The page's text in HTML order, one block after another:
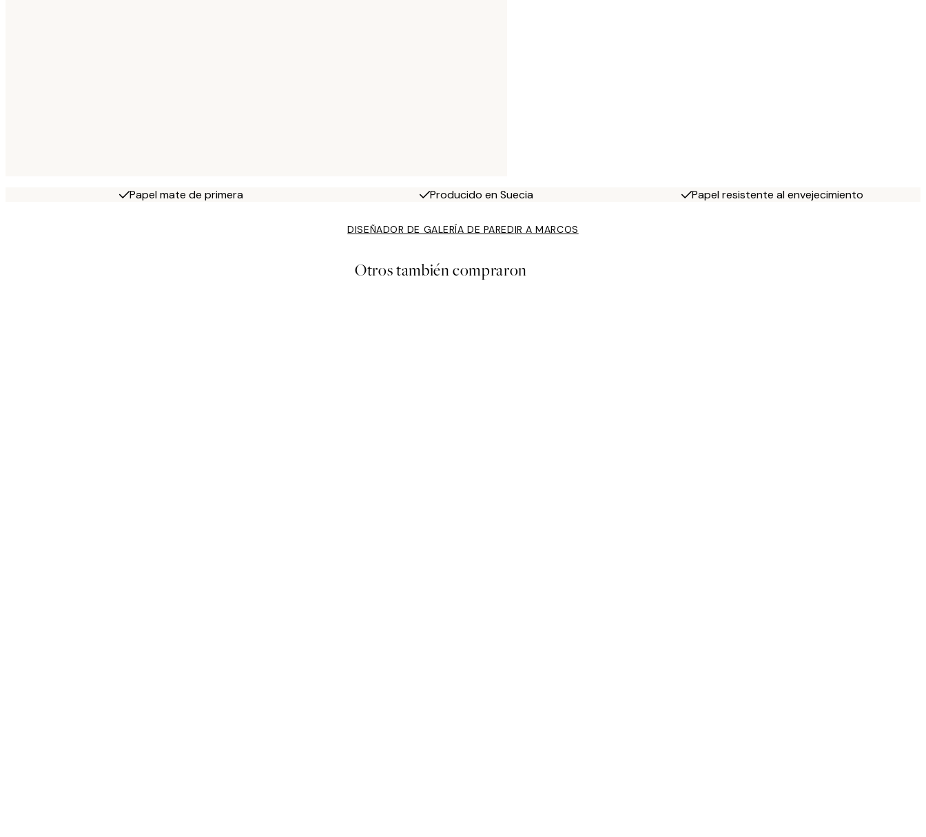
Papel mate de primera Producido en Suecia Papel resistente al envejecimiento
DISEÑADOR DE GALERÍA DE PAREDIR A MARCOS
Otros también compraron